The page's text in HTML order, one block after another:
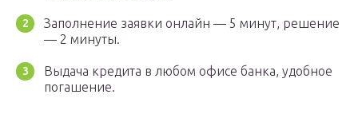
Заполнение заявки онлайн — 5 минут, решение
— 2 минуты.
Выдача кредита в любом офисе банка, удобное
погашение.